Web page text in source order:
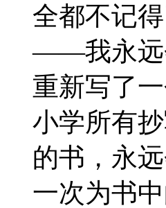
全都不记
——我永远
重新写了
小学所有
的书，永
一次为书